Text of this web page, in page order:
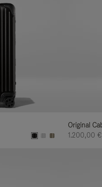
Original
1.200,00 €